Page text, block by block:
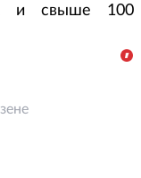
и свыше 100